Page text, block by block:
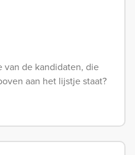
de kandidaten, die
aan het lijstje staat?